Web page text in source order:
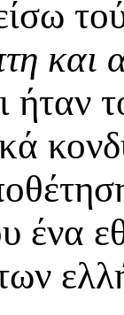
και
ένα